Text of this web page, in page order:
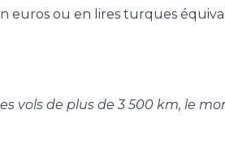
euros ou en lires turques
vols de plus de 3 500 km, le